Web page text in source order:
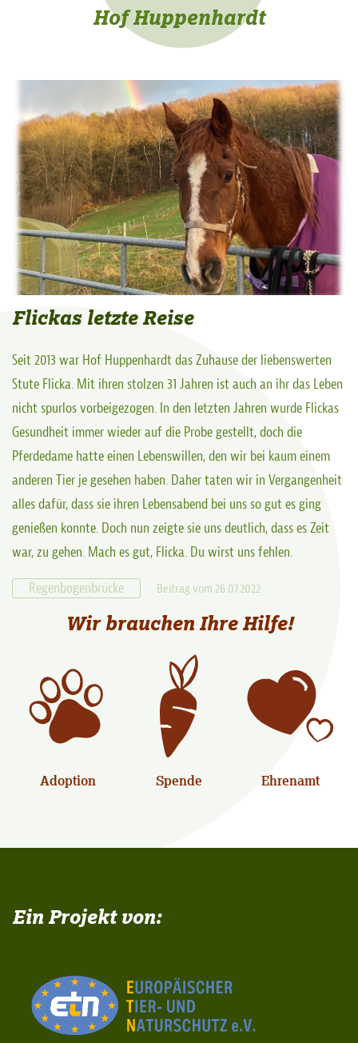
Hof Huppenhardt
Flickas letzte Reise
Seit 2013 war Hof Huppenhardt das Zuhause der liebenswerten
Stute Flicka. Mit ihren stolzen 31 Jahren ist auch an ihr das Leben
nicht spurlos vorbeigezogen. In den letzten Jahren wurde Flickas
Gesundheit immer wieder auf die Probe gestellt, doch die
Pferdedame hatte einen Lebenswillen, den wir bei kaum einem
anderen Tier je gesehen haben. Daher taten wir in Vergangenheit
alles dafür, dass sie ihren Lebensabend bei uns so gut es ging
genießen konnte. Doch nun zeigte sie uns deutlich, dass es Zeit
war, zu gehen. Mach es gut, Flicka. Du wirst uns fehlen.
Regenbogenbrücke
Beitrag vom 26.07.2022
Wir brauchen Ihre Hilfe!
Adoption Spende Ehrenamt
Ein Projekt von: